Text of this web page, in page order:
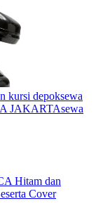
kursi depoksewa
JAKARTAsewa
Hitam dan
Cover